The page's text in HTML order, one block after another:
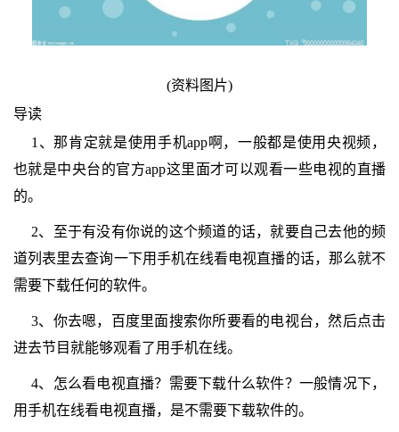
(资料图片)
导读
1、那肯定就是使用手机app啊，一般都是使用央视频，
也就是中央台的官方app这里面才可以观看一些电视的直播
的。
2、至于有没有你说的这个频道的话，就要自己去他的频
道列表里去查询一下用手机在线看电视直播的话，那么就不
需要下载任何的软件。
3、你去嗯，百度里面搜索你所要看的电视台，然后点击
进去节目就能够观看了用手机在线。
4、怎么看电视直播？需要下载什么软件？一般情况下，
用手机在线看电视直播，是不需要下载软件的。